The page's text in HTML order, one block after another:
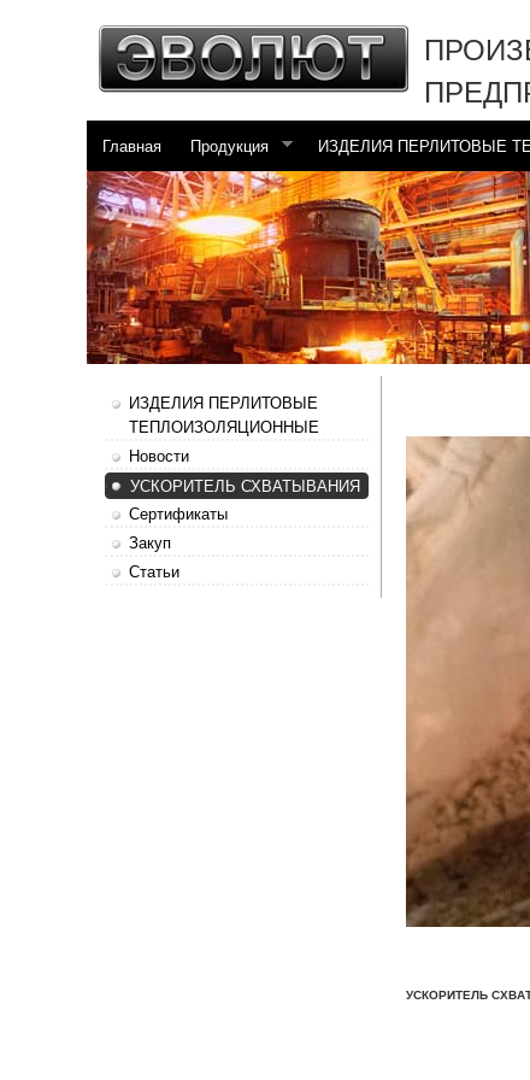
Главная Продукция ИЗДЕЛИЯ ПЕРЛИТОВЫЕ
ИЗДЕЛИЯ ПЕРЛИТОВЫЕ
ТЕПЛОИЗОЛЯЦИОННЫЕ
Новости
УСКОРИТЕЛЬ СХВАТЫВАНИЯ
Сертификаты
Закуп
Статьи
УСКОРИТЕЛЬ